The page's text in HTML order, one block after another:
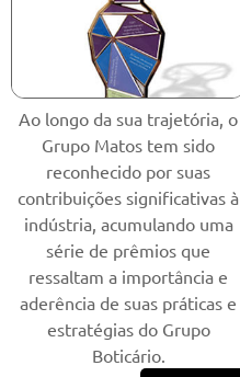
Ao longo da sua trajetória, o
Grupo Matos tem sido
reconhecido por suas
contribuições significativas à
indústria, acumulando uma
série de prêmios que
ressaltam a importância e
aderência de suas práticas e
estratégias do Grupo
Boticário.